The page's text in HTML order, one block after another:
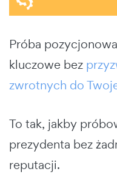
Próba
kluczowe bez
zwrotnych do
To tak, jakby
prezydenta bez
reputacji.